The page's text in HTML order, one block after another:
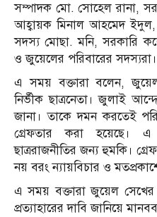
সম্পাদক মো. সোহেল রানা,
আহ্বায়ক মিনাল আহমেদ ইদুল,
সদস্য মোছা. মনি, সরকারি
ও জুয়েলের পরিবারের সদস্যরা।
এ সময় বক্তারা বলেন,
নির্ভীক ছাত্রনেতা। জুলাই
জানা। তাকে দমন করতেই
গ্রেফতার করা হয়েছে। এ
ছাত্ররাজনীতির জন্য হুমকি।
নয় বরং ন্যায়বিচার ও
এ সময় বক্তারা জুয়েল সেখের
প্রত্যাহারের দাবি জানিয়ে